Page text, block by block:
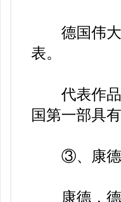
德国伟大
表。
代表作品
国第一部具
③、康德
康德，德